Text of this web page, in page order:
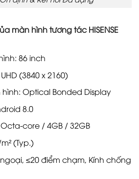
màn hình tương tác HISENSE
86 inch
(3840 x 2160)
Optical Bonded Display
8.0
core / 4GB / 32GB
(Typ.)
≤20 điểm chạm, Kính chống